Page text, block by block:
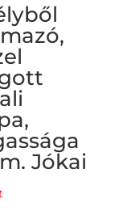
Jókai